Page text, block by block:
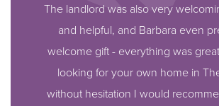
The landlord was also very
and helpful, and Barbara even
welcome gift - everything was
looking for your own home in
without hesitation I would